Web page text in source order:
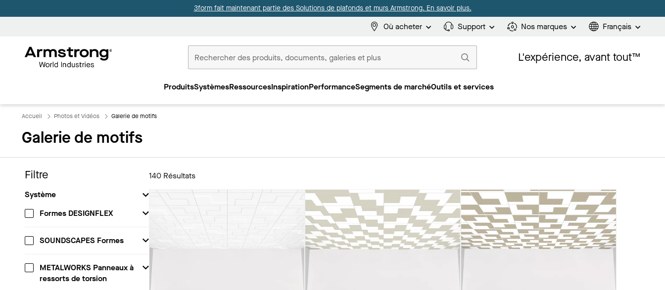
3form fait maintenant partie des Solutions de plafonds et murs Armstrong. En savoir plus.
Où acheter Support Nos marques Français
Commerciaux
L'expérience, avant tout™
ProduitsSystèmesRessourcesInspirationPerformanceSegments de marchéOutils et services
Accueil Photos et Vidéos Galerie de motifs
Galerie de motifs
Filtre
Système
Formes DESIGNFLEX
SOUNDSCAPES Formes
METALWORKS Panneaux à
ressorts de torsion
140 Résultats